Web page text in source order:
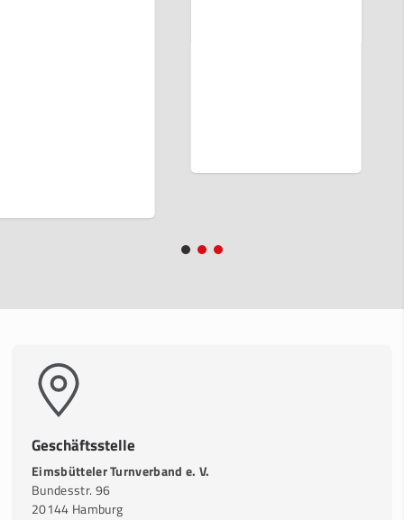
Geschäftsstelle
Eimsbütteler Turnverband e. V.
Bundesstr. 96
20144 Hamburg